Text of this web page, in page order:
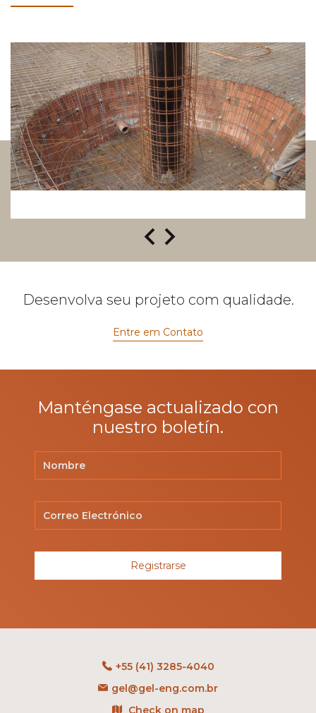
Desenvolva seu projeto com qualidade.
Entre em Contato
Manténgase actualizado con
nuestro boletín.
Registrarse
+55 (41) 3285-4040
gel@gel-eng.com.br
Check on map